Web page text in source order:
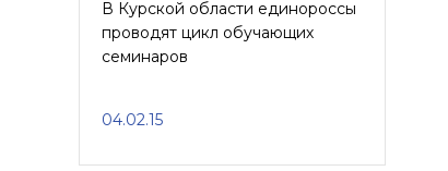
В Курской области единороссы
проводят цикл обучающих
семинаров
04.02.15